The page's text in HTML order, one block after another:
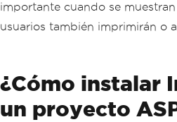
importante cuando se
usuarios también imprimirán o
¿Cómo instalar
un proyecto